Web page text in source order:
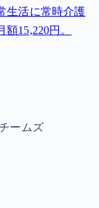
生活に常時介護
15,220円。
ームズ